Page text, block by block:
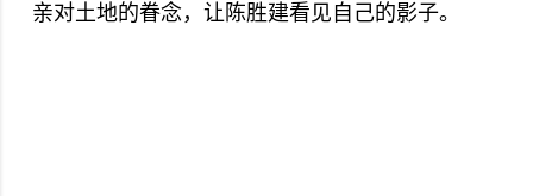
亲对土地的眷念，让陈胜建看见自己的影子。